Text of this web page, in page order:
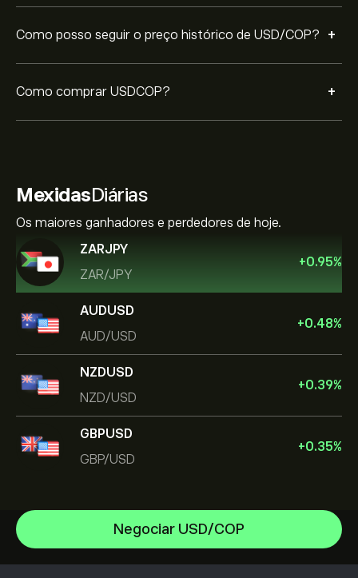
Como posso seguir o preço histórico de USD/COP? +
Como comprar USDCOP? +
MexidasDiárias
Os maiores ganhadores e perdedores de hoje.
ZARJPY
ZAR/JPY
+0.95%
AUDUSD
AUD/USD
+0.48%
NZDUSD
NZD/USD
+0.39%
GBPUSD
GBP/USD
+0.35%
Negociar USD/COP
EUR/USD
Centro de ajuda